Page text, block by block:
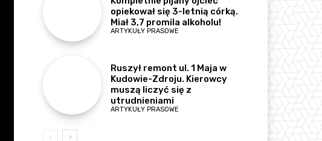
opiekował się 3-letnią córką.
Miał 3,7 promila alkoholu!
ARTYKUŁY PRASOWE
Ruszył remont ul. 1 Maja w
Kudowie-Zdroju. Kierowcy
muszą liczyć się z
utrudnieniami
ARTYKUŁY PRASOWE